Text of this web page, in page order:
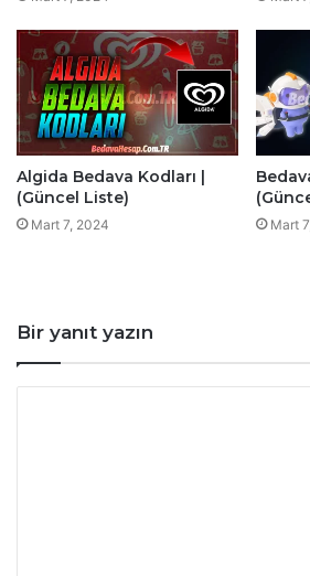
Algida Bedava Kodları |
(Güncel Liste)
Mart 7, 2024 Mart
Bir yanıt yazın